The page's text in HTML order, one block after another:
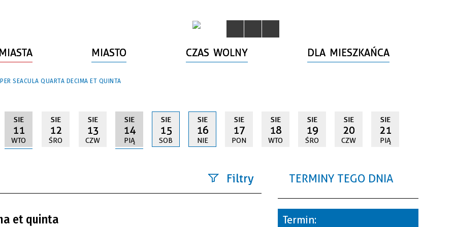
MIASTO CZAS WOLNY DLA MIESZKAŃCA
SEACULA QUARTA DECIMA ET QUINTA
SIE
11
WTO
SIE
12
ŚRO
SIE
13
CZW
SIE
14
PIĄ
SIE
15
SOB
SIE
16
NIE
SIE
17
PON
SIE
18
WTO
SIE
19
ŚRO
SIE
20
CZW
SIE
21
PIĄ
Filtry
et quinta
TERMINY TEGO DNIA
Termin: